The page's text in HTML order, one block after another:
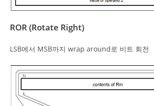
ROR (Rotate Right)
LSB에서 MSB까지 wrap around로 비트 회전